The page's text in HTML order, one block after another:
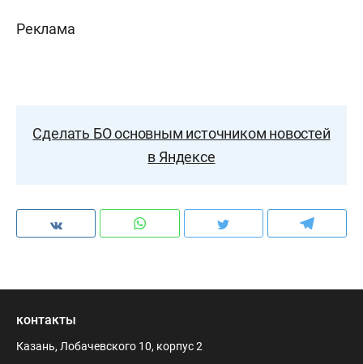
Реклама
Сделать БО основным источником новостей
в Яндексе
контакты
Казань, Лобачевского 10, корпус 2